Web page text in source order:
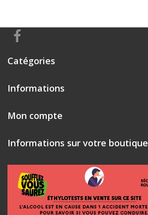
Catégories
Informations
Mon compte
Informations sur votre boutique